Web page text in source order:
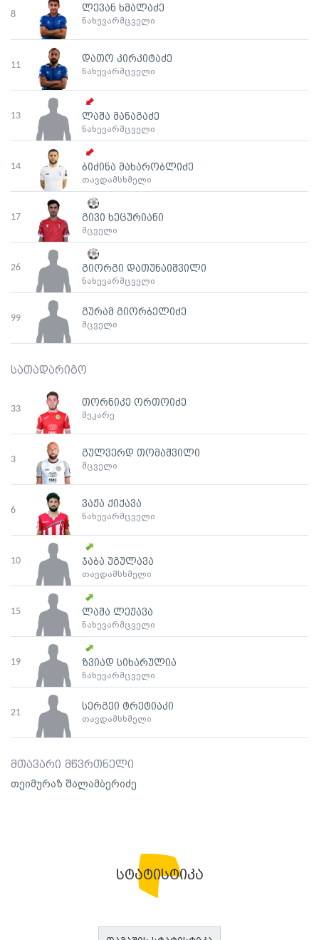
8
ლევან ხმალაძე
ნახევარმცველი
11
დათო კირკიტაძე
ნახევარმცველი
13 ლაშა მანაგაძე
ნახევარმცველი
14 ბიძინა მახარობლიძე
თავდამსხმელი
17 გივი ხეცურიანი
მცველი
26 გიორგი დათუნაიშვილი
ნახევარმცველი
99
გურამ გიორბელიძე
მცველი
სათადარიგო
33
თორნიკე ორთოიძე
მეკარე
3
გულვერდ თომაშვილი
მცველი
6
ვაჟა ქიქავა
ნახევარმცველი
10 ჯაბა უგულავა
თავდამსხმელი
15 ლაშა ლეჟავა
ნახევარმცველი
19 ზვიად სიხარულია
ნახევარმცველი
21
სერგეი ტრეტიაკი
თავდამსხმელი
მთავარი მწვრთნელი
თეიმურაზ შალამბერიძე
სტატისტიკა